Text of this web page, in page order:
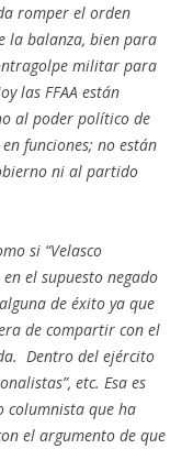
romper el orden
la balanza, bien para
militar para
las FFAA están
al poder político de
funciones; no están
ni al partido
si “Velasco
el supuesto negado
de éxito ya que
de compartir con el
Dentro del ejército
etc. Esa es
columnista que ha
el argumento de que